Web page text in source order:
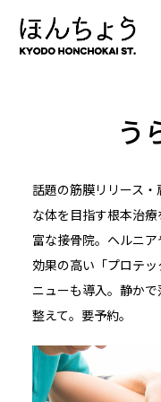
う
話題の筋膜リリース
な体を目指す根本治
富な接骨院。ヘルニ
効果の高い「プロテ
ニューも導入。静か
整えて。要予約。